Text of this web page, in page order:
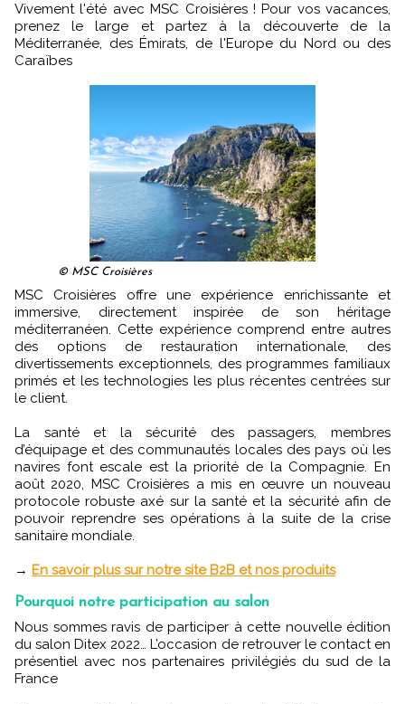
Vivement l'été avec MSC Croisières ! Pour vos vacances,
prenez le large et partez à la découverte de la
Méditerranée, des Émirats, de l'Europe du Nord ou des
Caraïbes
© MSC Croisières
MSC Croisières offre une expérience enrichissante et
immersive, directement inspirée de son héritage
méditerranéen. Cette expérience comprend entre autres
des options de restauration internationale, des
divertissements exceptionnels, des programmes familiaux
primés et les technologies les plus récentes centrées sur
le client.
La santé et la sécurité des passagers, membres
d’équipage et des communautés locales des pays où les
navires font escale est la priorité de la Compagnie. En
août 2020, MSC Croisières a mis en œuvre un nouveau
protocole robuste axé sur la santé et la sécurité afin de
pouvoir reprendre ses opérations à la suite de la crise
sanitaire mondiale.
→ En savoir plus sur notre site B2B et nos produits
Pourquoi notre participation au salon
Nous sommes ravis de participer à cette nouvelle édition
du salon Ditex 2022… L’occasion de retrouver le contact en
présentiel avec nos partenaires privilégiés du sud de la
France